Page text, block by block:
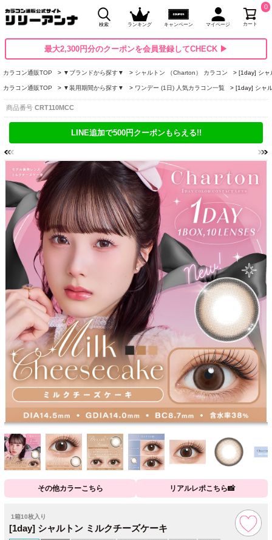
検索 ランキング キャンペーン マイページ カート
0
最大2,300円分のクーポンを会員登録してCHECK ▶
カラコン通販TOP ▼ブランドから探す▼ シャルトン （Charton） カラコン [1day] シャ
カラコン通販TOP ▼装用期間から探す▼ ワンデー (1日) 人気カラコン一覧 [1day] シャ
商品番号 CRT110MCC
LINE追加で500円クーポンもらえる!!
その他カラーこちら リアルレポこちら📸
1箱10枚入り
[1day] シャルトン ミルクチーズケーキ